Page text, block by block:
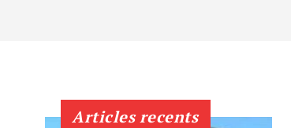
Articles recents